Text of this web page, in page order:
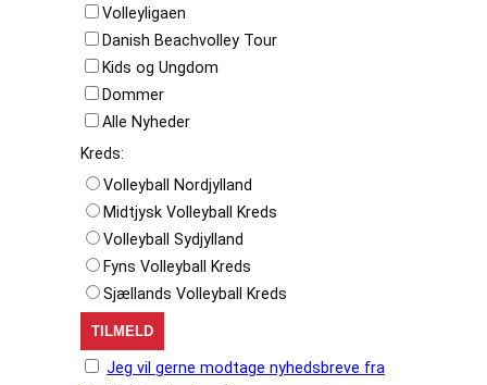
Volleyligaen
Danish Beachvolley Tour
Kids og Ungdom
Dommer
Alle Nyheder
Kreds:
Volleyball Nordjylland
Midtjysk Volleyball Kreds
Volleyball Sydjylland
Fyns Volleyball Kreds
Sjællands Volleyball Kreds
Jeg vil gerne modtage nyhedsbreve fra